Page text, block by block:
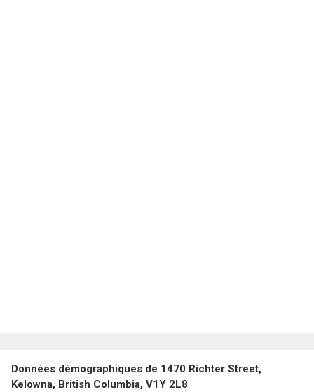
Données démographiques de 1470 Richter Street,
Kelowna, British Columbia, V1Y 2L8